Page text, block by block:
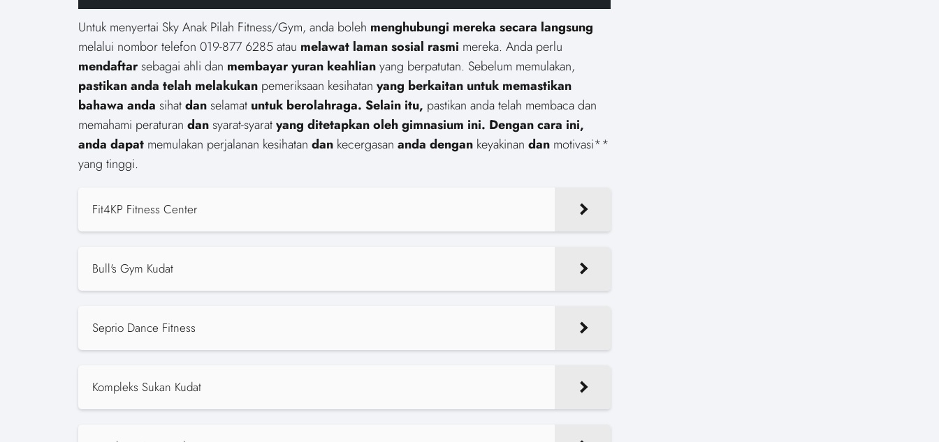
Untuk menyertai Sky Anak Pilah Fitness/Gym, anda boleh menghubungi mereka secara langsung
melalui nombor telefon 019-877 6285 atau melawat laman sosial rasmi mereka. Anda perlu
mendaftarsebagai ahli dan membayar yuran keahlianyang berpatutan. Sebelum memulakan,
pastikan anda telah melakukan pemeriksaan kesihatan yang berkaitan untuk memastikan
bahawa anda sihatdanselamat untuk berolahraga. Selain itu, pastikan anda telah membaca dan
memahami peraturan dansyarat-syaratyang ditetapkan oleh gimnasium ini. Dengan cara ini,
anda dapat memulakan perjalanan kesihatan dan kecergasan anda dengan keyakinan dan motivasi**
yang tinggi.
Fit4KP Fitness Center
Bull's Gym Kudat
Seprio Dance Fitness
Kompleks Sukan Kudat